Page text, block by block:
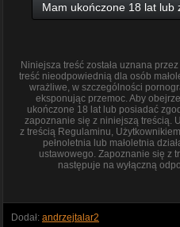
Mam ukończone 18 lat lub
Niniejsza treść została uznana
treść nieodpowiednią dla osób
wrażliwe, w szczególności
eksponując przemoc. Aby
ukończone 18 lat lub posiadać
zapoznanie się z niniejszą treścią.
z treścią Regulaminu,
pełnoletnia lub małoletnia
ustawowego. Zapoznanie się z
następuje na wyłączną
Dodał: andrzejtalar2